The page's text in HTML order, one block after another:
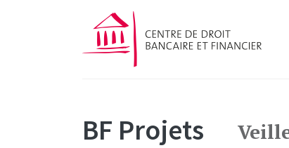
BF Projets